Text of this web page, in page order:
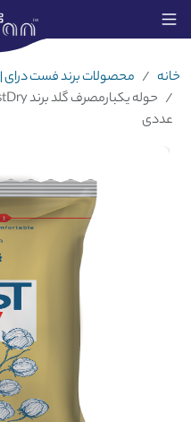
خانه
محصولات برند فست درای | Fast Dry
عددی